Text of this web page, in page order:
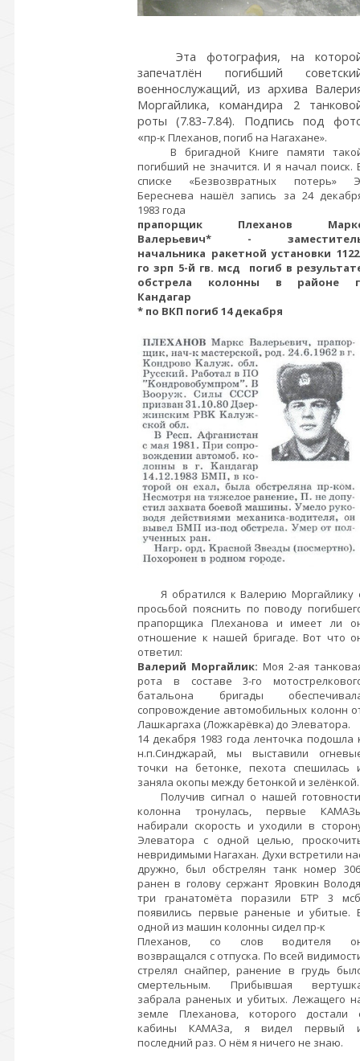
Эта фотография, на
запечатлён погибший
военнослужащий, из архива
Моргайлика, командира 2
роты (7.83-7.84). Подпись под
«пр-к Плеханов, погиб на Нагахане».
В бригадной Книге памяти
погибший не значится. И я начал поиск.
списке «Безвозвратных потерь»
Береснева нашёл запись за 24
1983 года
прапорщик Плеханов
Валерьевич* -
начальника ракетной установки
го зрп 5-й гв. мсд погиб в
обстрела колонны в районе
Кандагар
* по ВКП погиб 14 декабря
Я обратился к Валерию Моргайлику
просьбой пояснить по поводу
прапорщика Плеханова и имеет ли
отношение к нашей бригаде. Вот что
ответил:
Валерий Моргайлик: Моя 2-ая
рота в составе 3-го
батальона бригады
сопровождение автомобильных колонн
Лашкаргаха (Ложкарёвка) до Элеватора.
14 декабря 1983 года ленточка подошла
н.п.Синджарай, мы выставили
точки на бетонке, пехота спешилась
заняла окопы между бетонкой и зелёнкой.
Получив сигнал о нашей
колонна тронулась, первые
набирали скорость и уходили в
Элеватора с одной целью,
невридимыми Нагахан. Духи встретили
дружно, был обстрелян танк номер
ранен в голову сержант Яровкин
три гранатомёта поразили БТР 3
появились первые раненые и убитые.
одной из машин колонны сидел пр-к
Плеханов, со слов водителя
возвращался с отпуска. По всей
стрелял снайпер, ранение в грудь
смертельным. Прибывшая
забрала раненых и убитых. Лежащего
земле Плеханова, которого достали
кабины КАМАЗа, я видел первый
последний раз. О нём я ничего не знаю.